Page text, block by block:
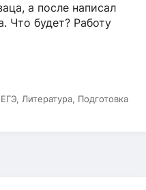
а после написал
Что будет? Работу
Литература, Подготовка